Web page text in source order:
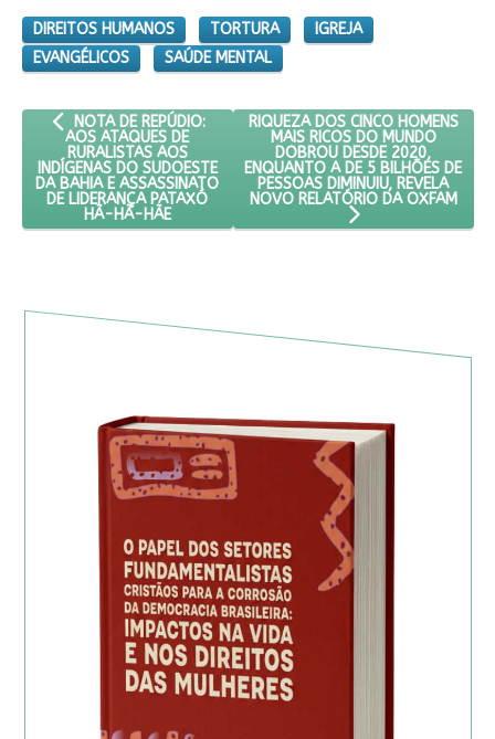
DIREITOS HUMANOS TORTURA
IGREJA
EVANGÉLICOS
SAÚDE MENTAL
ARTIGO ANTERIOR: NOTA DE REPÚDIO: AOS ATAQUES DE
NOTA DE REPÚDIO:
AOS ATAQUES DE
RURALISTAS AOS
INDÍGENAS DO SUDOESTE
DA BAHIA E ASSASSINATO
DE LIDERANÇA PATAXÓ
HÃ-HÃ-HÃE
PRÓXIMO ARTIGO: RIQUEZA DOS
RIQUEZA DOS CINCO HOMENS
MAIS RICOS DO MUNDO
DOBROU DESDE 2020,
ENQUANTO A DE 5 BILHÕES DE
PESSOAS DIMINUIU, REVELA
NOVO RELATÓRIO DA OXFAM